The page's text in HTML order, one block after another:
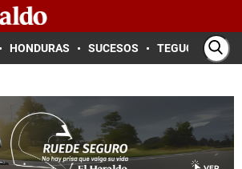
HONDURAS SUCESOS TEGUCIGALPA